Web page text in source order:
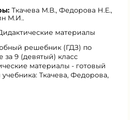
Ткачева М.В., Федорова Н.Е.,
М.И..
материалы
решебник (ГДЗ) по
за 9 (девятый) класс
материалы - готовый
учебника: Ткачева, Федорова,